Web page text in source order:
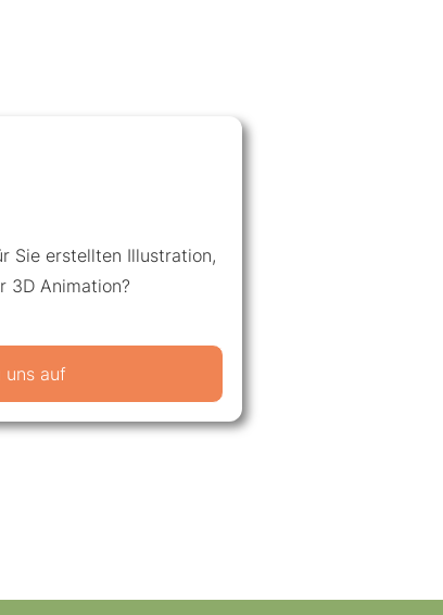
Sie erstellten Illustration,
3D Animation?
uns auf